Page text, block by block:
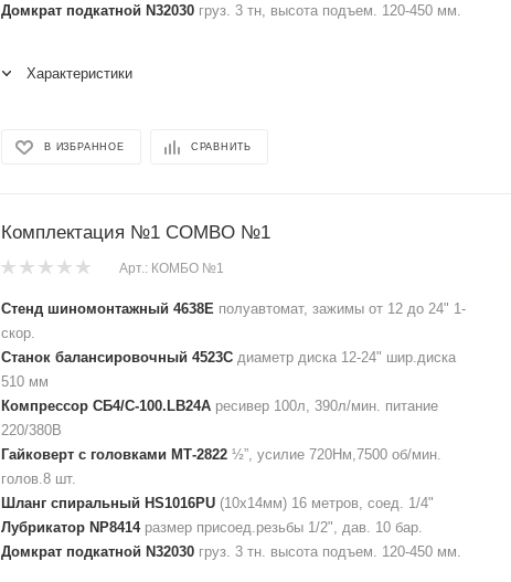
Домкрат подкатной N32030 груз. 3 тн, высота подъем. 120-450 мм.
Характеристики
В ИЗБРАННОЕ СРАВНИТЬ
Комплектация №1 COMBO №1
Арт.: КОМБО №1
Стенд шиномонтажный 4638E полуавтомат, зажимы от 12 до 24" 1-
скор.
Станок балансировочный 4523C диаметр диска 12-24" шир.диска
510 мм
Компрессор СБ4/С-100.LB24A ресивер 100л, 390л/мин. питание
220/380В
Гайковерт с головками МТ-2822 ½”, усилие 720Нм,7500 об/мин.
голов.8 шт.
Шланг спиральный HS1016PU (10х14мм) 16 метров, соед. 1/4"
Лубрикатор NP8414размер присоед.резьбы 1/2", дав. 10 бар.
Домкрат подкатной N32030 груз. 3 тн. высота подъем. 120-450 мм.